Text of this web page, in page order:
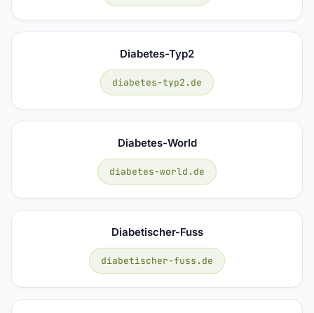
Diabetes-Typ2
diabetes-typ2.de
Diabetes-World
diabetes-world.de
Diabetischer-Fuss
diabetischer-fuss.de